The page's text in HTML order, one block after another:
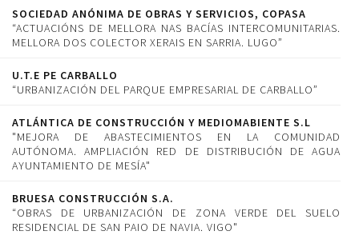
SOCIEDAD ANÓNIMA DE OBRAS Y SERVICIOS, COPASA
“ACTUACIÓNS DE MELLORA NAS BACÍAS INTERCOMUNITARIAS.
MELLORA DOS COLECTOR XERAIS EN SARRIA. LUGO”
U.T.E PE CARBALLO
“URBANIZACIÓN DEL PARQUE EMPRESARIAL DE CARBALLO”
ATLÁNTICA DE CONSTRUCCIÓN Y MEDIOMABIENTE S.L
"MEJORA DE ABASTECIMIENTOS EN LA COMUNIDAD
AUTÓNOMA. AMPLIACIÓN RED DE DISTRIBUCIÓN DE AGUA
AYUNTAMIENTO DE MESÍA"
BRUESA CONSTRUCCIÓN S.A.
“OBRAS DE URBANIZACIÓN DE ZONA VERDE DEL SUELO
RESIDENCIAL DE SAN PAIO DE NAVIA. VIGO"